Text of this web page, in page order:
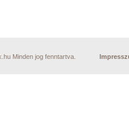
Minden jog fenntartva.